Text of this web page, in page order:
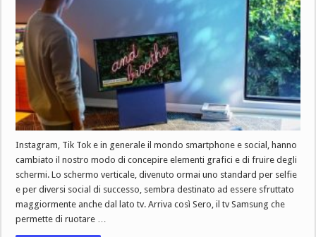
Instagram, Tik Tok e in generale il mondo smartphone e social, hanno
cambiato il nostro modo di concepire elementi grafici e di fruire degli
schermi. Lo schermo verticale, divenuto ormai uno standard per selfie
e per diversi social di successo, sembra destinato ad essere sfruttato
maggiormente anche dal lato tv. Arriva così Sero, il tv Samsung che
permette di ruotare …